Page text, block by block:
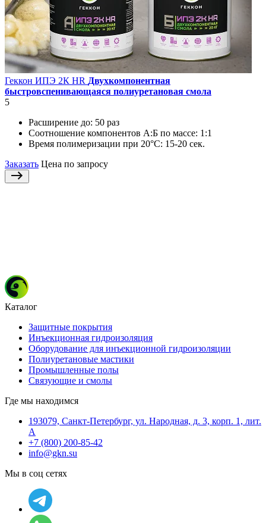
Геккон ИПЭ 2К HR Двухкомпонентная
быстровспенивающаяся полиуретановая смола
5
Расширение до: 50 раз
Соотношение компонентов А:Б по массе: 1:1
Время полимеризации при 20°C: 15-20 сек.
Заказать Цена по запросу
Каталог
Защитные покрытия
Инъекционная гидроизоляция
Оборудование для инъекционной гидроизоляции
Полиуретановые мастики
Промышленные полы
Связующие и смолы
Где мы находимся
193079, Санкт-Петербург, ул. Народная, д. 3, корп. 1, лит.
А
+7 (800) 200-85-42
info@gkn.su
Мы в соц сетях